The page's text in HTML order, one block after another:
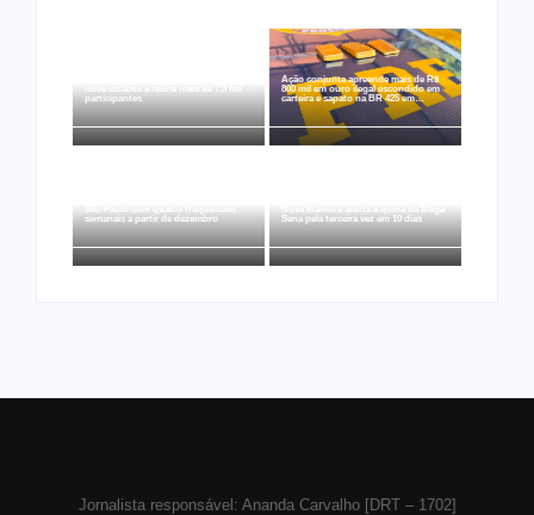
participantes
Ação conjunta apreende mais de R$
800 mil em ouro ilegal escondido em
carteira e sapato na BR 425 em…
São Paulo com quatro frequências
semanais a partir de dezembro
Sena pela terceira vez em 10 dias
Jornalista responsável: Ananda Carvalho [DRT – 1702]